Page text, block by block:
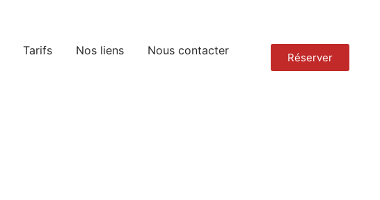
Tarifs Nos liens Nous contacter
Réserver